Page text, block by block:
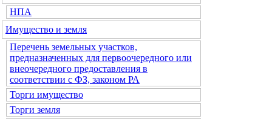
НПА
Имущество и земля
Перечень земельных участков,
предназначенных для первоочередного или
внеочередного предоставления в
соответствии с ФЗ, законом РА
Торги имущество
Торги земля